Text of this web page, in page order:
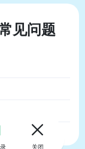
见问题
关闭